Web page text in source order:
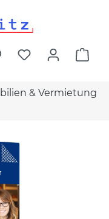
& Vermietung